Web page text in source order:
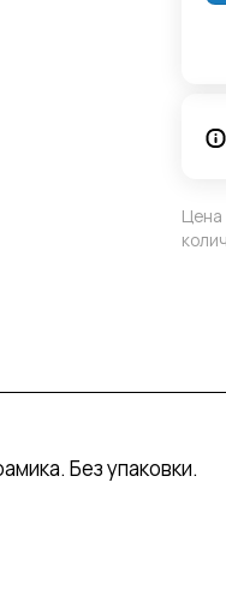
Цена
Без упаковки.